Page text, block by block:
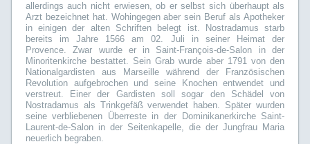
allerdings auch nicht erwiesen, ob er selbst sich überhaupt als
Arzt bezeichnet hat. Wohingegen aber sein Beruf als Apotheker
in einigen der alten Schriften belegt ist. Nostradamus starb
bereits im Jahre 1566 am 02. Juli in seiner Heimat der
Provence. Zwar wurde er in Saint-François-de-Salon in der
Minoritenkirche bestattet. Sein Grab wurde aber 1791 von den
Nationalgardisten aus Marseille während der Französischen
Revolution aufgebrochen und seine Knochen entwendet und
verstreut. Einer der Gardisten soll sogar den Schädel von
Nostradamus als Trinkgefäß verwendet haben. Später wurden
seine verbliebenen Überreste in der Dominikanerkirche Saint-
Laurent-de-Salon in der Seitenkapelle, die der Jungfrau Maria
neuerlich begraben.